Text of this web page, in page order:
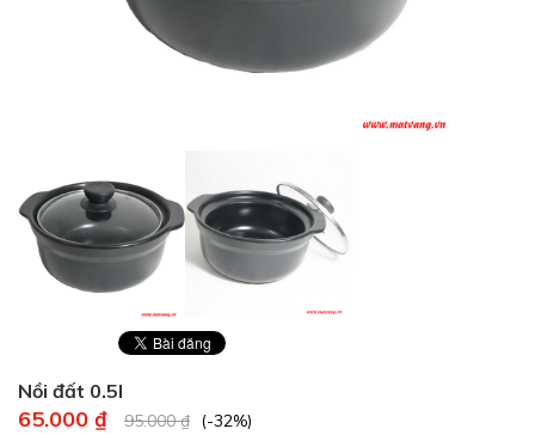
Nồi đất 0.5l
65.000 ₫ 95.000 ₫ (-32%)